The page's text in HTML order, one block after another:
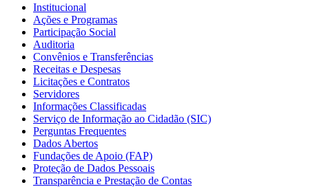
Institucional
Ações e Programas
Participação Social
Auditoria
Convênios e Transferências
Receitas e Despesas
Licitações e Contratos
Servidores
Informações Classificadas
Serviço de Informação ao Cidadão (SIC)
Perguntas Frequentes
Dados Abertos
Fundações de Apoio (FAP)
Proteção de Dados Pessoais
Transparência e Prestação de Contas